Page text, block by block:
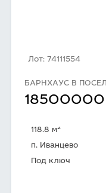
Лот: 74111554
БАРНХАУС В
18500000
118.8 м2
п. Иванцево
Под ключ